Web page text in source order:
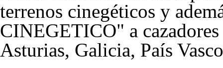
terrenos cinegéticos y
CINEGETICO" a
Asturias, Galicia, País